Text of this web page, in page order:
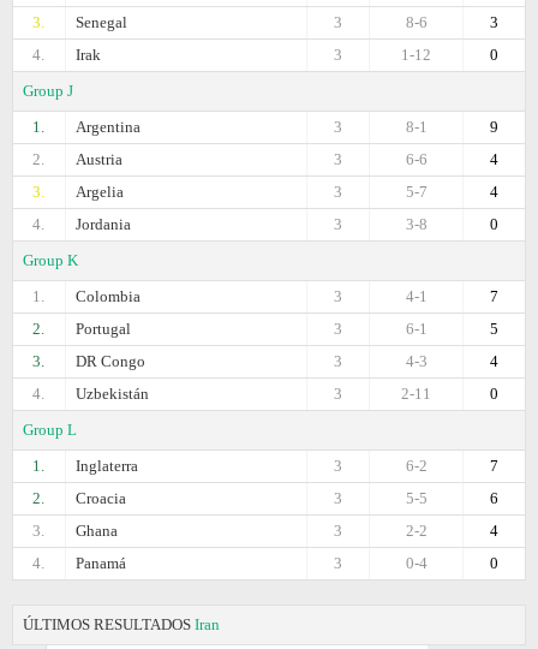
3.
Senegal 3
8-6
3
4.
Irak 0
1-12
3
Group J
1.
Argentina 9
8-1
3
2.
Austria 4
6-6
3
3.
Argelia 4
5-7
3
4.
Jordania 0
3-8
3
Group K
1.
Colombia 7
4-1
3
2.
Portugal 5
6-1
3
3.
DR Congo 4
4-3
3
4.
Uzbekistán 0
2-11
3
Group L
1.
Inglaterra 7
6-2
3
2.
Croacia 6
5-5
3
3.
Ghana 4
2-2
3
4.
Panamá 0
0-4
3
ÚLTIMOS RESULTADOS Iran